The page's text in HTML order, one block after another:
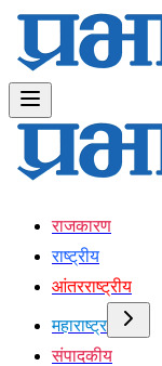
राजकारण
राष्ट्रीय
आंतरराष्ट्रीय
महाराष्ट्र
संपादकीय